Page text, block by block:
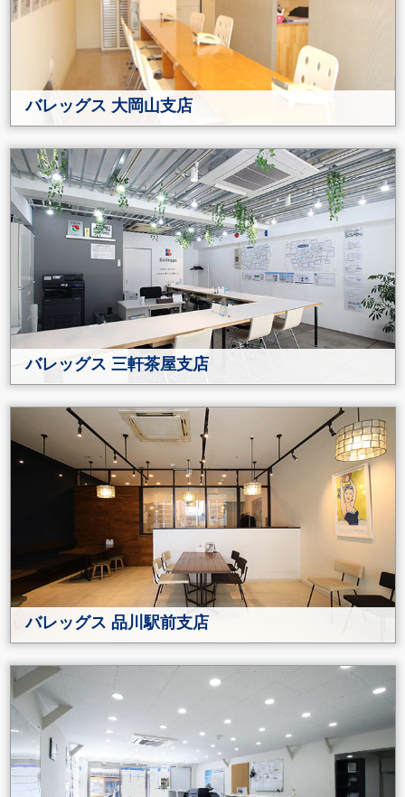
バレッグス 大岡山支店
バレッグス 三軒茶屋支店
バレッグス 品川駅前支店